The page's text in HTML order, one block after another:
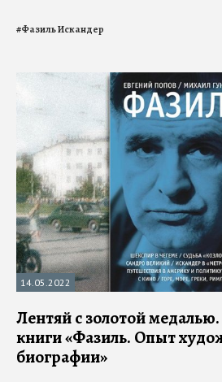
#Фазиль Искандер
14.05.2022
Лентяй с золотой
книги «Фазиль. Опыт
биографии»